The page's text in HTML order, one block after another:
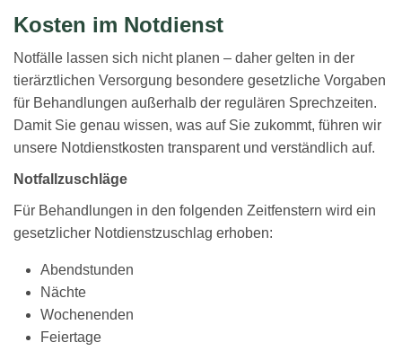
Kosten im Notdienst
Notfälle lassen sich nicht planen – daher gelten in der
tierärztlichen Versorgung besondere gesetzliche Vorgaben
für Behandlungen außerhalb der regulären Sprechzeiten.
Damit Sie genau wissen, was auf Sie zukommt, führen wir
unsere Notdienstkosten transparent und verständlich auf.
Notfallzuschläge
Für Behandlungen in den folgenden Zeitfenstern wird ein
gesetzlicher Notdienstzuschlag erhoben:
Abendstunden
Nächte
Wochenenden
Feiertage